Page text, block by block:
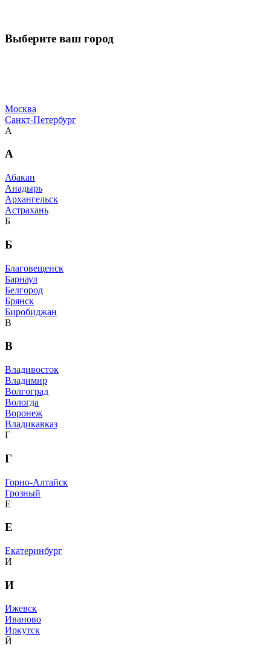
Выберите ваш город
Москва
Санкт-Петербург
А
А
Абакан
Анадырь
Архангельск
Астрахань
Б
Б
Благовещенск
Барнаул
Белгород
Брянск
Биробиджан
В
В
Владивосток
Владимир
Волгоград
Вологда
Воронеж
Владикавказ
Г
Г
Горно-Алтайск
Грозный
Е
Е
Екатеринбург
И
И
Ижевск
Иваново
Иркутск
Й